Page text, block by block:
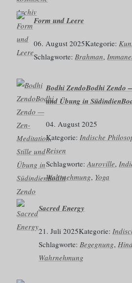
Form und Leere
06. August 2025Kategorie:
Schlagworte:Brahman,
Bodhi ZendoBodhi Zendo
und Übung in
04. August 2025
Kategorie:Indische
Reisen
Schlagworte:Auroville,
Wahrnehmung, Yoga
Sacred Energy
21. Juli 2025Kategorie:
Schlagworte:Begegnung,
Wahrnehmung